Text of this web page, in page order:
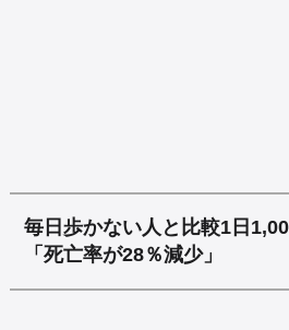
毎日歩かない人と比較1日
「死亡率が28％減少」